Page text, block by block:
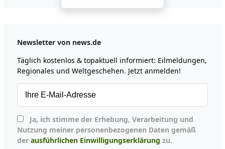
Newsletter von news.de
Täglich kostenlos & topaktuell informiert: Eilmeldungen,
Regionales und Weltgeschehen. Jetzt anmelden!
Nutzung meiner personenbezogenen Daten gemäß
der ausführlichen Einwilligungserklärung zu.